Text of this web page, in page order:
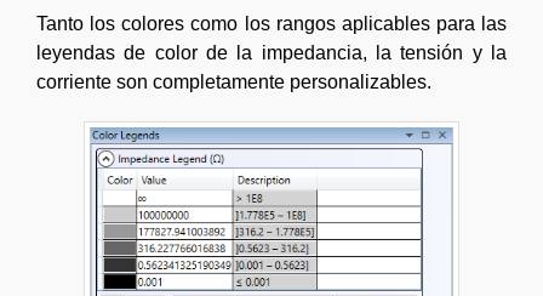
Tanto los colores como los rangos aplicables para las
leyendas de color de la impedancia, la tensión y la
corriente son completamente personalizables.